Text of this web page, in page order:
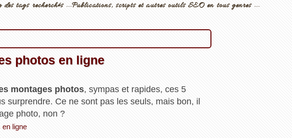
tags recherchés ...Publications, scripts et autres outils SEO en tous genres ...
photos en ligne
montages photos, sympas et rapides, ces 5
surprendre. Ce ne sont pas les seuls, mais bon, il
photo, non ?
en ligne